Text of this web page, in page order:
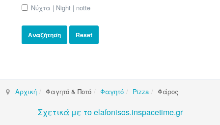
Νύχτα | Night | notte
Αρχική Φαγητό & Ποτό Φαγητό Pizza Φάρος
Σχετικά με το elafonisos.inspacetime.gr